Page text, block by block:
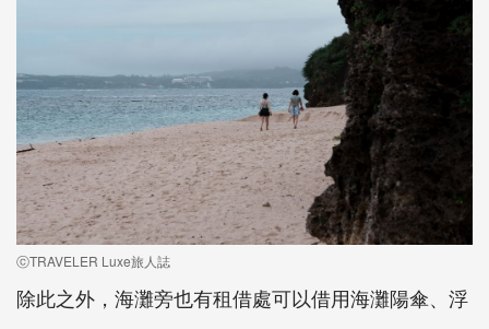
ⓒTRAVELER Luxe旅人誌
除此之外，海灘旁也有租借處可以借用海灘陽傘、浮